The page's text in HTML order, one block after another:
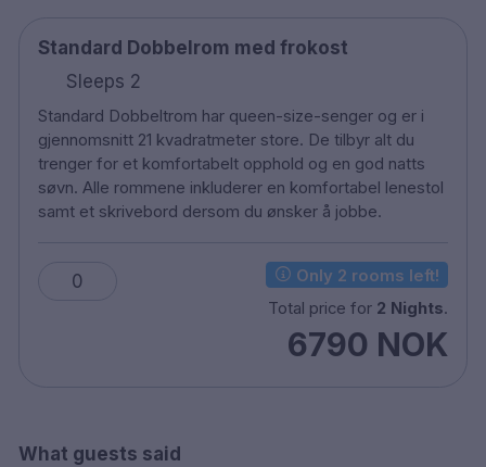
Minibar
Turndown service
24-timers roomservice
Nespresso kaffemaskin
65 kvm Fitness Studio
Tilgjengelig med rullestol
Frokostrestaurant Caroline
Theatercaféen – nyt lunsj eller middag i den
legendariske restaurant
Restaurant Eik Annen Etage – kom inn for en
1 minuts gang til Nationalteatret
Standard Dobbelrom med frokost
Sleeps 2
Standard Dobbeltrom har queen-size-senger og er i
gjennomsnitt 21 kvadratmeter store. De tilbyr alt du
trenger for et komfortabelt opphold og en god natts
søvn. Alle rommene inkluderer en komfortabel lenestol
samt et skrivebord dersom du ønsker å jobbe.
0
Only 2 rooms left!
Total price for 2 Nights.
6790 NOK
What guests said